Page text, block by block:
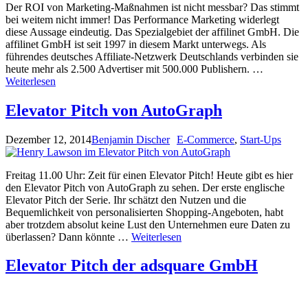
Der ROI von Marketing-Maßnahmen ist nicht messbar? Das stimmt
bei weitem nicht immer! Das Performance Marketing widerlegt
diese Aussage eindeutig. Das Spezialgebiet der affilinet GmbH. Die
affilinet GmbH ist seit 1997 in diesem Markt unterwegs. Als
führendes deutsches Affiliate-Netzwerk Deutschlands verbinden sie
heute mehr als 2.500 Advertiser mit 500.000 Publishern. …
Weiterlesen
Elevator Pitch von AutoGraph
Dezember 12, 2014Benjamin Discher E-Commerce, Start-Ups
Freitag 11.00 Uhr: Zeit für einen Elevator Pitch! Heute gibt es hier
den Elevator Pitch von AutoGraph zu sehen. Der erste englische
Elevator Pitch der Serie. Ihr schätzt den Nutzen und die
Bequemlichkeit von personalisierten Shopping-Angeboten, habt
aber trotzdem absolut keine Lust den Unternehmen eure Daten zu
überlassen? Dann könnte … Weiterlesen
Elevator Pitch der adsquare GmbH